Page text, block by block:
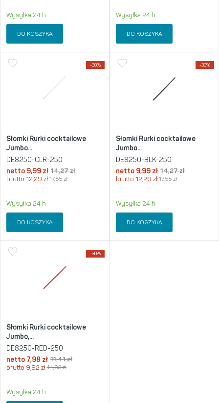
Wysyłka 24 h
DO KOSZYKA
Wysyłka 24 h
DO KOSZYKA
-30%
Słomki Rurki cocktailowe
Jumbo...
DE8250-CLR-250
netto 9,99 zł 14,27zł
brutto 12,29 zł 17,55zł
Wysyłka 24 h
DO KOSZYKA
-30%
Słomki Rurki cocktailowe
Jumbo...
DE8250-BLK-250
netto 9,99 zł 14,27zł
brutto 12,29 zł 17,55zł
Wysyłka 24 h
DO KOSZYKA
-30%
Słomki Rurki cocktailowe
Jumbo,...
DE8250-RED-250
netto 7,98 zł 11,41zł
brutto 9,82 zł 14,03zł
Wysyłka 24 h